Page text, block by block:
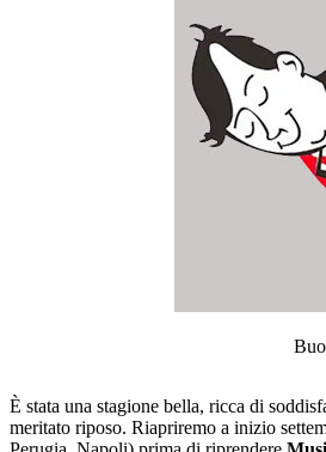
È stata una stagione bella, ricca di
meritato riposo. Riapriremo a inizio